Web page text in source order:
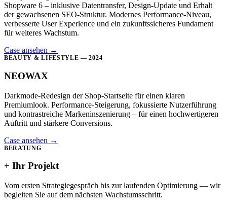
Shopware 6 – inklusive Datentransfer, Design-Update und Erhalt
der gewachsenen SEO-Struktur. Modernes Performance-Niveau,
verbesserte User Experience und ein zukunftssicheres Fundament
für weiteres Wachstum.
Case ansehen →
BEAUTY & LIFESTYLE — 2024
NEOWAX
Darkmode-Redesign der Shop-Startseite für einen klaren
Premiumlook. Performance-Steigerung, fokussierte Nutzerführung
und kontrastreiche Markeninszenierung – für einen hochwertigeren
Auftritt und stärkere Conversions.
Case ansehen →
BERATUNG
+ Ihr Projekt
Vom ersten Strategiegespräch bis zur laufenden Optimierung — wir
begleiten Sie auf dem nächsten Wachstumsschritt.